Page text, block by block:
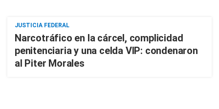
JUSTICIA FEDERAL
Narcotráfico en la cárcel, complicidad
penitenciaria y una celda VIP: condenaron
al Piter Morales